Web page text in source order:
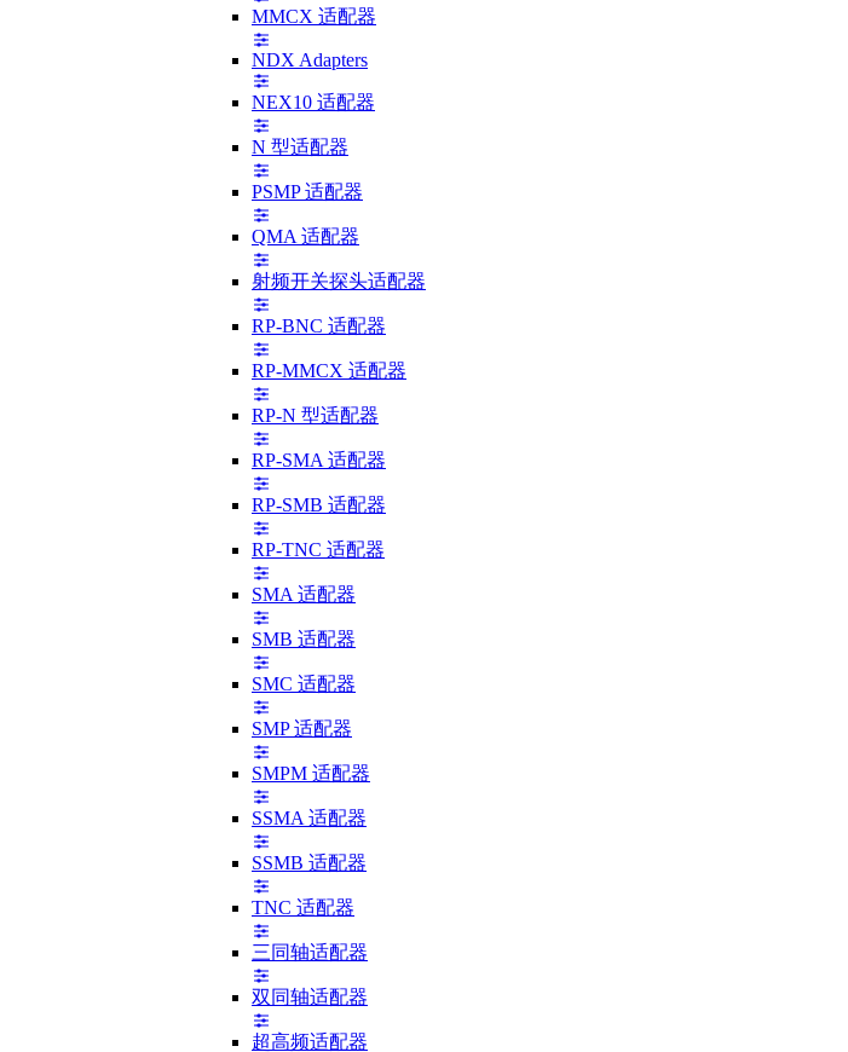
MMCX 适配器
NDX Adapters
NEX10 适配器
N 型适配器
PSMP 适配器
QMA 适配器
射频开关探头适配器
RP-BNC 适配器
RP-MMCX 适配器
RP-N 型适配器
RP-SMA 适配器
RP-SMB 适配器
RP-TNC 适配器
SMA 适配器
SMB 适配器
SMC 适配器
SMP 适配器
SMPM 适配器
SSMA 适配器
SSMB 适配器
TNC 适配器
三同轴适配器
双同轴适配器
超高频适配器